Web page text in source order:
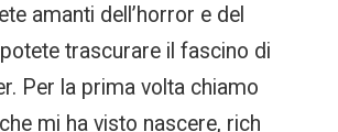
amanti dell’horror e del
trascurare il fascino di
Per la prima volta chiamo
mi ha visto nascere, rich